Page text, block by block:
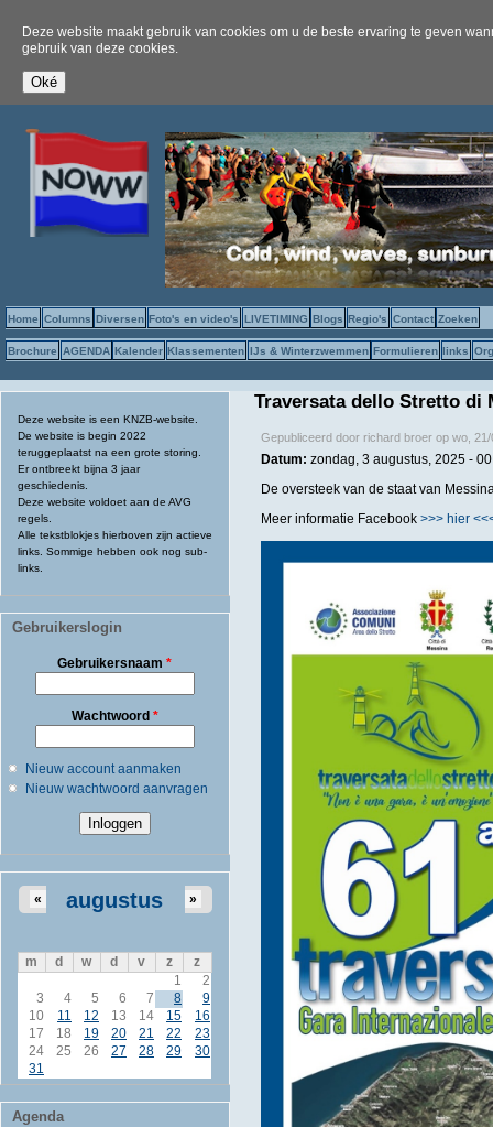
Deze website maakt gebruik van cookies om u de beste ervaring te geven
gebruik van deze cookies.
Home Columns Diversen Foto's en video's LIVETIMING Blogs Regio's Contact Zoeken
Brochure AGENDA Kalender Klassementen IJs & Winterzwemmen Formulieren links
Deze website is een KNZB-website.
De website is begin 2022
teruggeplaatst na een grote storing.
Er ontbreekt bijna 3 jaar
geschiedenis.
Deze website voldoet aan de AVG
regels.
Alle tekstblokjes hierboven zijn actieve
links. Sommige hebben ook nog sub-
links.
Gebruikerslogin
Gebruikersnaam*
Wachtwoord *
Nieuw account aanmaken
Nieuw wachtwoord aanvragen
augustus
« »
m d w d v z
z
1
2
3
4 5 6 7 8
9
10
11 12 13 14 15
16
17
18 19 20 21 22
23
24
25 26 27 28 29
30
31
Agenda
Traversata dello Stretto di
Gepubliceerd door richard broerop wo,
Datum: zondag, 3 augustus, 2025 -
De oversteek van de staat van
Meer informatie Facebook >>> hier